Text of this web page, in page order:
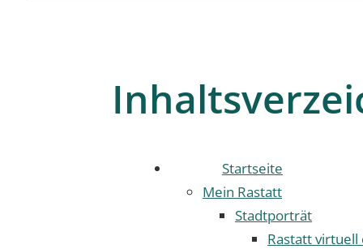
Startseite
Mein Rastatt
Stadtporträt
Rastatt virtuell